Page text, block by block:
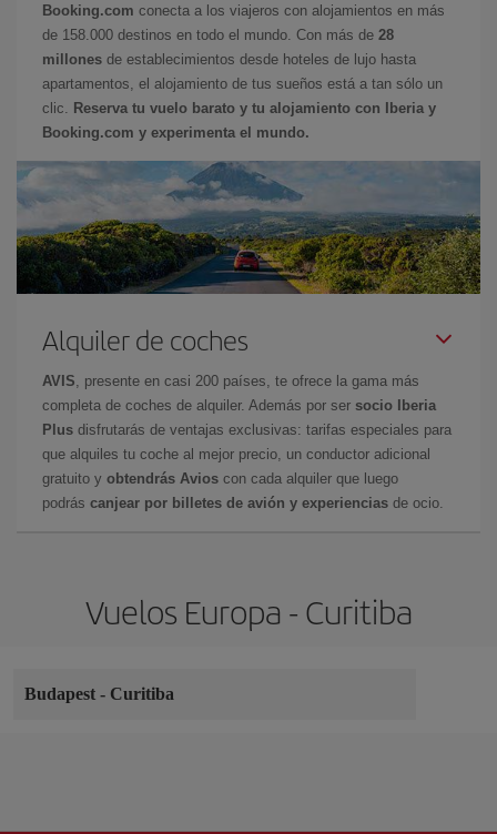
Booking.com conecta a los viajeros con alojamientos en más
de 158.000 destinos en todo el mundo. Con más de 28
millones de establecimientos desde hoteles de lujo hasta
apartamentos, el alojamiento de tus sueños está a tan sólo un
clic.
Reserva tu vuelo barato y tu alojamiento con Iberia y
Booking.com y experimenta el mundo.
Alquiler de coches
AVIS , presente en casi 200 países, te ofrece la gama más
completa de coches de alquiler. Además por ser socio Iberia
Plus disfrutarás de ventajas exclusivas: tarifas especiales para
que alquiles tu coche al mejor precio, un conductor adicional
gratuito y obtendrás Avios con cada alquiler que luego
podrás canjear por billetes de avión y experiencias de ocio.
Vuelos Europa - Curitiba
Budapest - Curitiba